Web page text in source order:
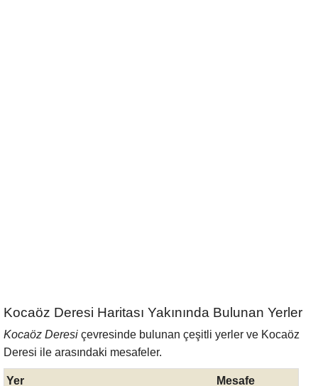
Kocaöz Deresi Haritası Yakınında Bulunan Yerler
Kocaöz Deresi çevresinde bulunan çeşitli yerler ve Kocaöz
Deresi ile arasındaki mesafeler.
Yer
Mesafe